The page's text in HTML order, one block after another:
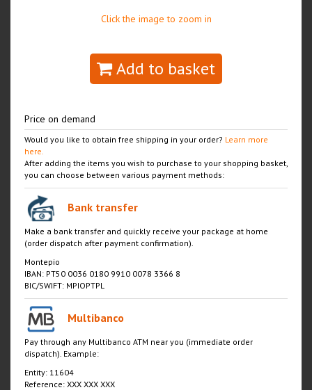
Click the image to zoom in
Add to basket
Price on demand
Would you like to obtain free shipping in your order? Learn more
here.
After adding the items you wish to purchase to your shopping basket,
you can choose between various payment methods:
Bank transfer
Make a bank transfer and quickly receive your package at home
(order dispatch after payment confirmation).
Montepio
IBAN: PT50 0036 0180 9910 0078 3366 8
BIC/SWIFT: MPIOPTPL
Multibanco
Pay through any Multibanco ATM near you (immediate order
dispatch). Example:
Entity: 11604
Reference: XXX XXX XXX